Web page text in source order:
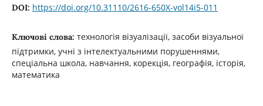
DOI: https://doi.org/10.31110/2616-650X-vol14i5-011
Ключові слова: технологія візуалізації, засоби візуальної
підтримки, учні з інтелектуальними порушеннями,
спеціальна школа, навчання, корекція, географія, історія,
математика